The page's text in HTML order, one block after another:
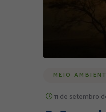
MEIO
11 de setembro